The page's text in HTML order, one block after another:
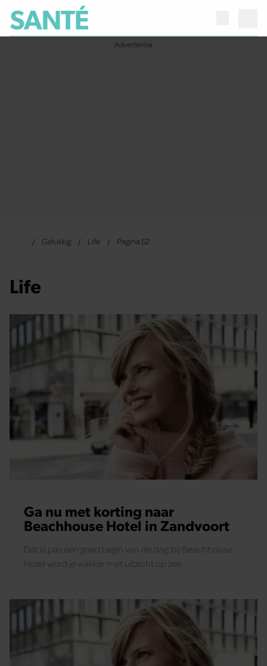
Gelukkig Life Pagina 52
Life
Ga nu met korting naar
Beachhouse Hotel in Zandvoort
Dat is pas een goed begin van de dag: bij Beachhouse
Hotel word je wakker met uitzicht op zee.